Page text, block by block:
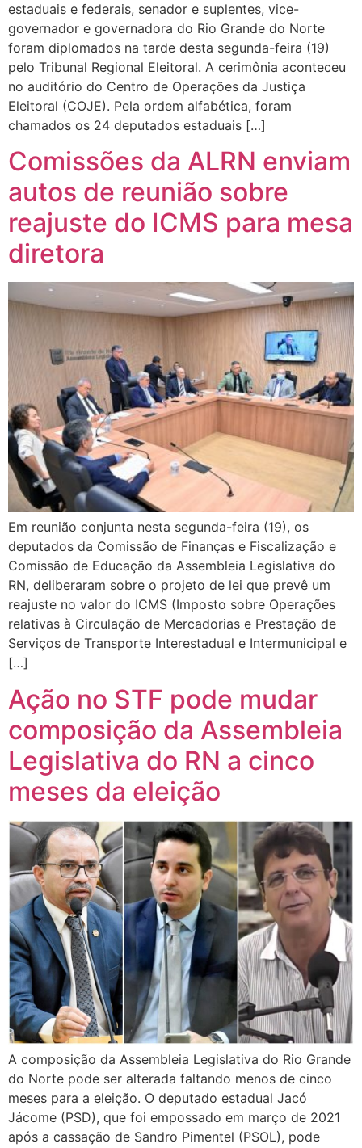
estaduais e federais, senador e suplentes, vice-
governador e governadora do Rio Grande do Norte
foram diplomados na tarde desta segunda-feira (19)
pelo Tribunal Regional Eleitoral. A cerimônia aconteceu
no auditório do Centro de Operações da Justiça
Eleitoral (COJE). Pela ordem alfabética, foram
chamados os 24 deputados estaduais […]
Comissões da ALRN enviam
autos de reunião sobre
reajuste do ICMS para mesa
diretora
Em reunião conjunta nesta segunda-feira (19), os
deputados da Comissão de Finanças e Fiscalização e
Comissão de Educação da Assembleia Legislativa do
RN, deliberaram sobre o projeto de lei que prevê um
reajuste no valor do ICMS (Imposto sobre Operações
relativas à Circulação de Mercadorias e Prestação de
Serviços de Transporte Interestadual e Intermunicipal e
[…]
Ação no STF pode mudar
composição da Assembleia
Legislativa do RN a cinco
meses da eleição
A composição da Assembleia Legislativa do Rio Grande
do Norte pode ser alterada faltando menos de cinco
meses para a eleição. O deputado estadual Jacó
Jácome (PSD), que foi empossado em março de 2021
após a cassação de Sandro Pimentel (PSOL), pode